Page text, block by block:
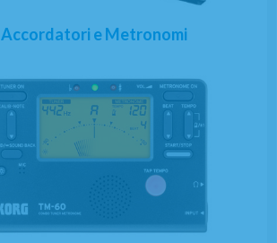
Accordatori e Metronomi